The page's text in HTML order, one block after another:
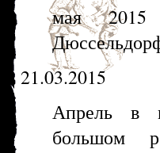
мая 2015
21.03.2015
Апрель в
большом